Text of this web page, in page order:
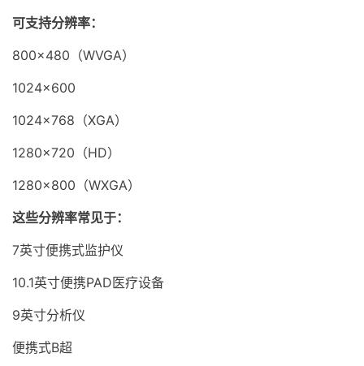
可支持分辨率：
800×480（WVGA）
1024×600
1024×768（XGA）
1280×720（HD）
1280×800（WXGA）
这些分辨率常见于：
7英寸便携式监护仪
10.1英寸便携PAD医疗设备
9英寸分析仪
便携式B超